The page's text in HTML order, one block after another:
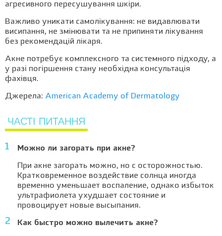
агресивного пересушування шкіри.
Важливо уникати самолікування: не видавлювати
висипання, не змінювати та не припиняти лікування
без рекомендацій лікаря.
Акне потребує комплексного та системного підходу, а
у разі погіршення стану необхідна консультація
фахівця.
Джерела: American Academy of Dermatology
ЧАСТІ ПИТАННЯ
Можно ли загорать при акне?
При акне загорать можно, но с осторожностью.
Кратковременное воздействие солнца иногда
временно уменьшает воспаление, однако избыток
ультрафиолета ухудшает состояние и
провоцирует новые высыпания.
Как быстро можно вылечить акне?